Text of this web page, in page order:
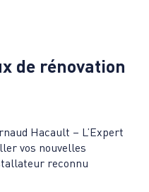
de rénovation
Hacault – L’Expert
vos nouvelles
reconnu